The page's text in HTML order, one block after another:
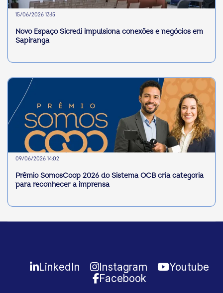
15/06/2026 13:15
Novo Espaço Sicredi impulsiona conexões e negócios em
Sapiranga
09/06/2026 14:02
Prêmio SomosCoop 2026 do Sistema OCB cria categoria
para reconhecer a imprensa
LinkedIn Instagram
Youtube
Facebook